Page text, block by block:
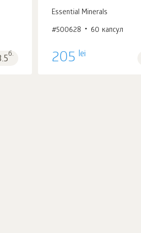
б.
Essential Minerals
#500628 60 капсул
205 lei
В корзину 1